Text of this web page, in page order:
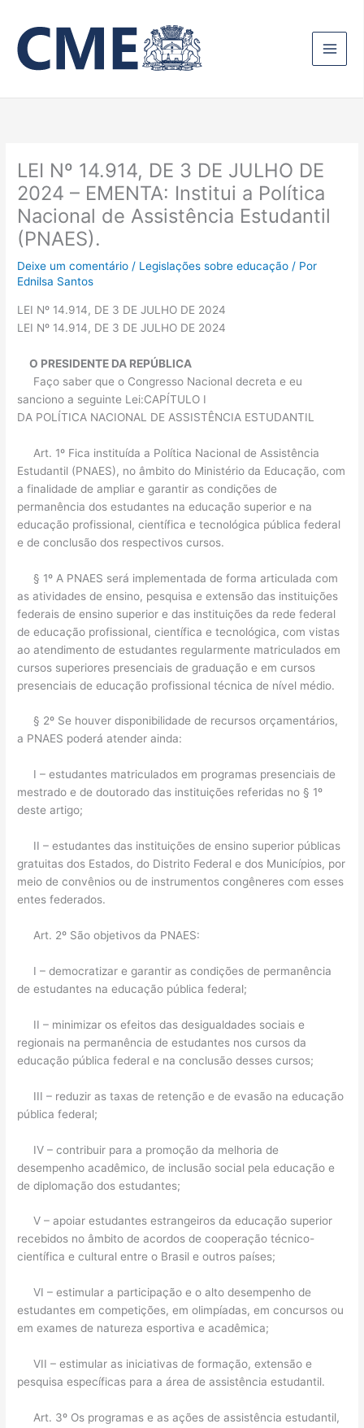
conteúdo
LEI Nº 14.914, DE 3 DE JULHO DE
2024 – EMENTA: Institui a Política
Nacional de Assistência Estudantil
(PNAES).
Deixe um comentário / Legislações sobre educação / Por
Ednilsa Santos
LEI Nº 14.914, DE 3 DE JULHO DE 2024
LEI Nº 14.914, DE 3 DE JULHO DE 2024
O PRESIDENTE DA REPÚBLICA
Faço saber que o Congresso Nacional decreta e eu
sanciono a seguinte Lei:CAPÍTULO I
DA POLÍTICA NACIONAL DE ASSISTÊNCIA ESTUDANTIL
Art. 1º Fica instituída a Política Nacional de Assistência
Estudantil (PNAES), no âmbito do Ministério da Educação, com
a finalidade de ampliar e garantir as condições de
permanência dos estudantes na educação superior e na
educação profissional, científica e tecnológica pública federal
e de conclusão dos respectivos cursos.
§ 1º A PNAES será implementada de forma articulada com
as atividades de ensino, pesquisa e extensão das instituições
federais de ensino superior e das instituições da rede federal
de educação profissional, científica e tecnológica, com vistas
ao atendimento de estudantes regularmente matriculados em
cursos superiores presenciais de graduação e em cursos
presenciais de educação profissional técnica de nível médio.
§ 2º Se houver disponibilidade de recursos orçamentários,
a PNAES poderá atender ainda:
I – estudantes matriculados em programas presenciais de
mestrado e de doutorado das instituições referidas no § 1º
deste artigo;
II – estudantes das instituições de ensino superior públicas
gratuitas dos Estados, do Distrito Federal e dos Municípios, por
meio de convênios ou de instrumentos congêneres com esses
entes federados.
Art. 2º São objetivos da PNAES:
I – democratizar e garantir as condições de permanência
de estudantes na educação pública federal;
II – minimizar os efeitos das desigualdades sociais e
regionais na permanência de estudantes nos cursos da
educação pública federal e na conclusão desses cursos;
III – reduzir as taxas de retenção e de evasão na educação
pública federal;
IV – contribuir para a promoção da melhoria de
desempenho acadêmico, de inclusão social pela educação e
de diplomação dos estudantes;
V – apoiar estudantes estrangeiros da educação superior
recebidos no âmbito de acordos de cooperação técnico-
científica e cultural entre o Brasil e outros países;
VI – estimular a participação e o alto desempenho de
estudantes em competições, em olimpíadas, em concursos ou
em exames de natureza esportiva e acadêmica;
VII – estimular as iniciativas de formação, extensão e
pesquisa específicas para a área de assistência estudantil.
Art. 3º Os programas e as ações de assistência estudantil,